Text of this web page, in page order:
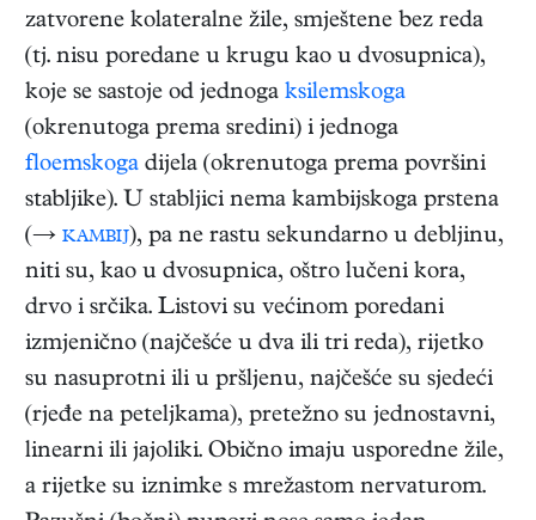
zatvorene kolateralne žile, smještene bez reda
(tj. nisu poredane u krugu kao u dvosupnica),
koje se sastoje od jednoga ksilemskoga
(okrenutoga prema sredini) i jednoga
floemskoga dijela (okrenutoga prema površini
stabljike). U stabljici nema kambijskoga prstena
(→ kambij), pa ne rastu sekundarno u debljinu,
niti su, kao u dvosupnica, oštro lučeni kora,
drvo i srčika. Listovi su većinom poredani
izmjenično (najčešće u dva ili tri reda), rijetko
su nasuprotni ili u pršljenu, najčešće su sjedeći
(rjeđe na peteljkama), pretežno su jednostavni,
linearni ili jajoliki. Obično imaju usporedne žile,
a rijetke su iznimke s mrežastom nervaturom.